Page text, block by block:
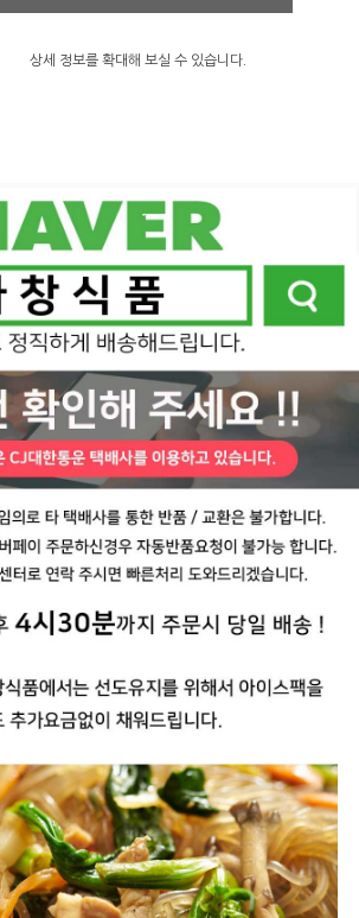
상세 정보를 확대해 보실 수 있습니다.